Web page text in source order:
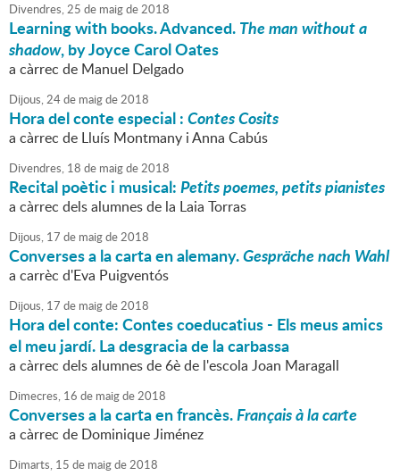
Divendres,25 de maigde2018
Learning with books. Advanced.The man without a
shadow, by Joyce Carol Oates
a càrrec de Manuel Delgado
Dijous,24de maigde2018
Hora del conte especial :Contes Cosits
a càrrec de Lluís Montmany i Anna Cabús
Divendres, 18 de maigde2018
Recital poètic i musical:Petits poemes, petits pianistes
a càrrec dels alumnes de la Laia Torras
Dijous, 17 de maigde2018
Converses a la carta en alemany.Gespräche nach Wahl
a carrèc d'Eva Puigventós
Dijous, 17 de maigde2018
Hora del conte: Contes coeducatius - Els meus amics
el meu jardí. La desgracia de la carbassa
a càrrec dels alumnes de 6è de l'escola Joan Maragall
Dimecres, 16 de maigde2018
Converses a la carta en francès.Français à la carte
a càrrec de Dominique Jiménez
Dimarts, 15 de maigde2018